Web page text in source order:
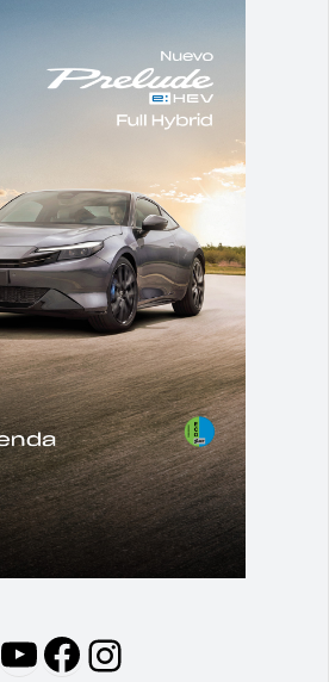
YouTube
Facebook
Instagram